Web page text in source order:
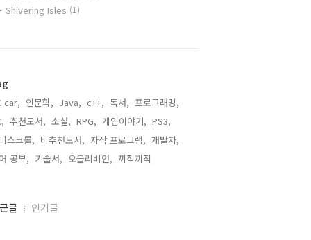
Shivering Isles (1)
car, 인문학, Java, c++, 독서, 프로그래밍,
추천도서, 소설, RPG, 게임이야기, PS3,
스크롤, 비추천도서, 자작 프로그램, 개발자,
공부, 기술서, 오블리비언, 끼적끼적,
글 인기글